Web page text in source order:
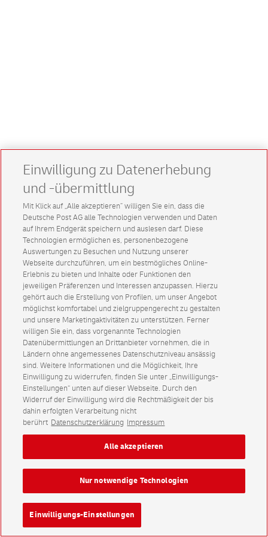
Einwilligung zu Datenerhebung
und -übermittlung
Mit Klick auf „Alle akzeptieren” willigen Sie ein, dass die
Deutsche Post AG alle Technologien verwenden und Daten
auf Ihrem Endgerät speichern und auslesen darf. Diese
Technologien ermöglichen es, personenbezogene
Auswertungen zu Besuchen und Nutzung unserer
Webseite durchzuführen, um ein bestmögliches Online-
Erlebnis zu bieten und Inhalte oder Funktionen den
jeweiligen Präferenzen und Interessen anzupassen. Hierzu
gehört auch die Erstellung von Profilen, um unser Angebot
möglichst komfortabel und zielgruppengerecht zu gestalten
und unsere Marketingaktivitäten zu unterstützen. Ferner
willigen Sie ein, dass vorgenannte Technologien
Datenübermittlungen an Drittanbieter vornehmen, die in
Ländern ohne angemessenes Datenschutzniveau ansässig
sind. Weitere Informationen und die Möglichkeit, Ihre
Einwilligung zu widerrufen, finden Sie unter „Einwilligungs-
Einstellungen“ unten auf dieser Webseite. Durch den
Widerruf der Einwilligung wird die Rechtmäßigkeit der bis
dahin erfolgten Verarbeitung nicht
berührt Datenschutzerklärung Impressum
Einwilligungs-Einstellungen
Nur notwendige Technologien
Alle akzeptieren